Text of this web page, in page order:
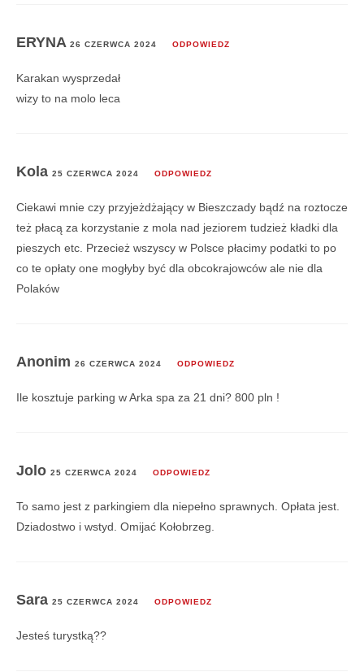
ERYNA 26 CZERWCA 2024 ODPOWIEDZ
Karakan wysprzedał
wizy to na molo leca
Kola 25 CZERWCA 2024 ODPOWIEDZ
Ciekawi mnie czy przyjeżdżający w Bieszczady bądź na roztocze
też płacą za korzystanie z mola nad jeziorem tudzież kładki dla
pieszych etc. Przecież wszyscy w Polsce płacimy podatki to po
co te opłaty one mogłyby być dla obcokrajowców ale nie dla
Polaków
Anonim 26 CZERWCA 2024 ODPOWIEDZ
Ile kosztuje parking w Arka spa za 21 dni? 800 pln !
Jolo 25 CZERWCA 2024 ODPOWIEDZ
To samo jest z parkingiem dla niepełno sprawnych. Opłata jest.
Dziadostwo i wstyd. Omijać Kołobrzeg.
Sara 25 CZERWCA 2024 ODPOWIEDZ
Jesteś turystką??